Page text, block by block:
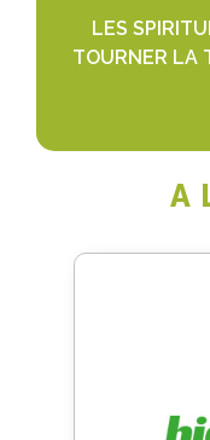
LES
TOURNER LA
A